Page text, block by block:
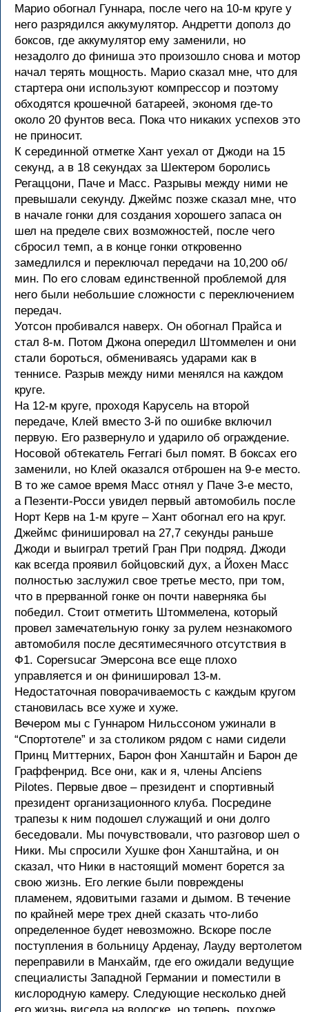
Марио обогнал Гуннара, после чего на 10-м круге у
него разрядился аккумулятор. Андретти дополз до
боксов, где аккумулятор ему заменили, но
незадолго до финиша это произошло снова и мотор
начал терять мощность. Марио сказал мне, что для
стартера они используют компрессор и поэтому
обходятся крошечной батареей, экономя где-то
около 20 фунтов веса. Пока что никаких успехов это
не приносит.
К серединной отметке Хант уехал от Джоди на 15
секунд, а в 18 секундах за Шектером боролись
Регаццони, Паче и Масс. Разрывы между ними не
превышали секунду. Джеймс позже сказал мне, что
в начале гонки для создания хорошего запаса он
шел на пределе свих возможностей, после чего
сбросил темп, а в конце гонки откровенно
замедлился и переключал передачи на 10,200 об/
мин. По его словам единственной проблемой для
него были небольшие сложности с переключением
передач.
Уотсон пробивался наверх. Он обогнал Прайса и
стал 8-м. Потом Джона опередил Штоммелен и они
стали бороться, обмениваясь ударами как в
теннисе. Разрыв между ними менялся на каждом
круге.
На 12-м круге, проходя Карусель на второй
передаче, Клей вместо 3-й по ошибке включил
первую. Его развернуло и ударило об ограждение.
Носовой обтекатель Ferrari был помят. В боксах его
заменили, но Клей оказался отброшен на 9-е место.
В то же самое время Масс отнял у Паче 3-е место,
а Пезенти-Росси увидел первый автомобиль после
Норт Керв на 1-м круге – Хант обогнал его на круг.
Джеймс финишировал на 27,7 секунды раньше
Джоди и выиграл третий Гран При подряд. Джоди
как всегда проявил бойцовский дух, а Йохен Масс
полностью заслужил свое третье место, при том,
что в прерванной гонке он почти наверняка бы
победил. Стоит отметить Штоммелена, который
провел замечательную гонку за рулем незнакомого
автомобиля после десятимесячного отсутствия в
Ф1. Copersucar Эмерсона все еще плохо
управляется и он финишировал 13-м.
Недостаточная поворачиваемость с каждым кругом
становилась все хуже и хуже.
Вечером мы с Гуннаром Нильссоном ужинали в
“Спортотеле” и за столиком рядом с нами сидели
Принц Миттерних, Барон фон Ханштайн и Барон де
Граффенрид. Все они, как и я, члены Anciens
Pilotes. Первые двое – президент и спортивный
президент организационного клуба. Посредине
трапезы к ним подошел служащий и они долго
беседовали. Мы почувствовали, что разговор шел о
Ники. Мы спросили Хушке фон Ханштайна, и он
сказал, что Ники в настоящий момент борется за
свою жизнь. Его легкие были повреждены
пламенем, ядовитыми газами и дымом. В течение
по крайней мере трех дней сказать что-либо
определенное будет невозможно. Вскоре после
поступления в больницу Арденау, Лауду вертолетом
переправили в Манхайм, где его ожидали ведущие
специалисты Западной Германии и поместили в
кислородную камеру. Следующие несколько дней